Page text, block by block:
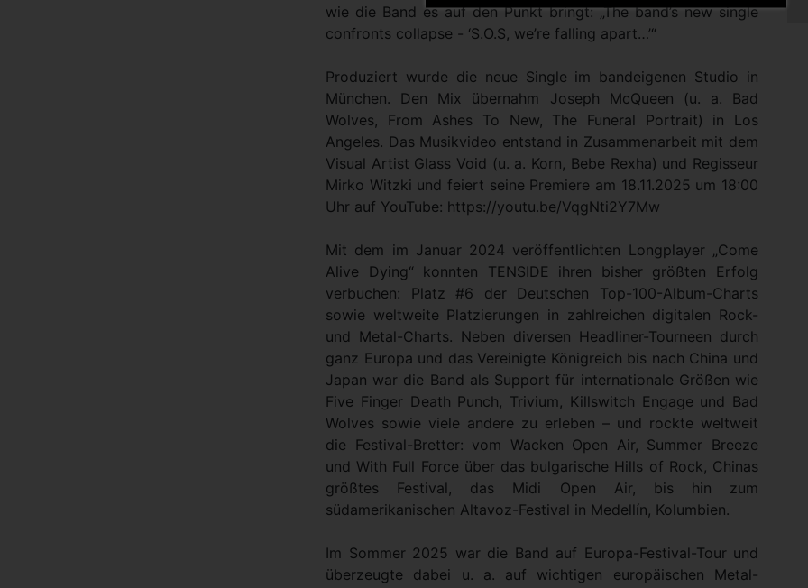
wie die Band es auf den Punkt bringt: „The band’s new single
confronts collapse - ‘S.O.S, we’re falling apart…’“
Produziert wurde die neue Single im bandeigenen Studio in
München. Den Mix übernahm Joseph McQueen (u. a. Bad
Wolves, From Ashes To New, The Funeral Portrait) in Los
Angeles. Das Musikvideo entstand in Zusammenarbeit mit dem
Visual Artist Glass Void (u. a. Korn, Bebe Rexha) und Regisseur
Mirko Witzki und feiert seine Premiere am 18.11.2025 um 18:00
Uhr auf YouTube: https://youtu.be/VqgNti2Y7Mw
Mit dem im Januar 2024 veröffentlichten Longplayer „Come
Alive Dying“ konnten TENSIDE ihren bisher größten Erfolg
verbuchen: Platz #6 der Deutschen Top-100-Album-Charts
sowie weltweite Platzierungen in zahlreichen digitalen Rock-
und Metal-Charts. Neben diversen Headliner-Tourneen durch
ganz Europa und das Vereinigte Königreich bis nach China und
Japan war die Band als Support für internationale Größen wie
Five Finger Death Punch, Trivium, Killswitch Engage und Bad
Wolves sowie viele andere zu erleben – und rockte weltweit
die Festival-Bretter: vom Wacken Open Air, Summer Breeze
und With Full Force über das bulgarische Hills of Rock, Chinas
größtes Festival, das Midi Open Air, bis hin zum
südamerikanischen Altavoz-Festival in Medellín, Kolumbien.
Im Sommer 2025 war die Band auf Europa-Festival-Tour und
überzeugte dabei u. a. auf wichtigen europäischen Metal-